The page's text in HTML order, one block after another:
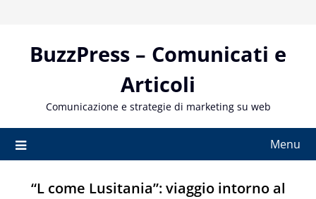
contentBuzzPress – Comunicati e
Articoli
Comunicazione e strategie di marketing su web
Menu
“L come Lusitania”: viaggio intorno al